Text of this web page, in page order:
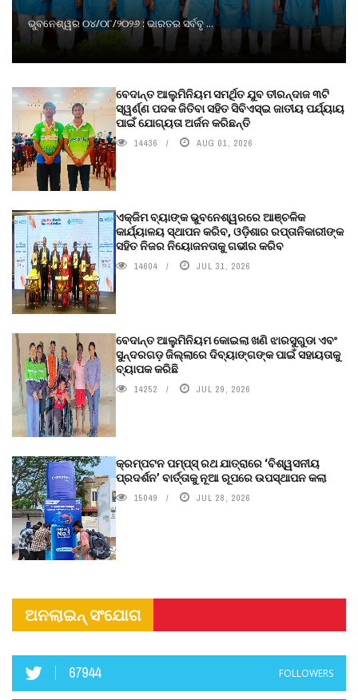
ଭୁବନେଶ୍ୱର ୦୪/୦୮/୨୦୨୬ : ଭାରତର ସର୍ବବୃ ...
ବେଦାନ୍ତ ଆଲୁମିନିୟମ ସମର୍ଥିତ ଯୁବ ତୀରନ୍ଦାଜ ୩ଟି
ସ୍ୱର୍ଣ୍ଣ ପଦକ ଜିତିବା ସହିତ ସିବିଏସ୍ଇ ଜାତୀୟ ପର୍ଯ୍ୟାୟ
ପାଇଁ ଯୋଗ୍ୟତା ଅର୍ଜନ କରିଛନ୍ତି
14436 AUG 01, 2026
ଏକ୍ଜିମ ବ୍ୟାଙ୍କ ଭୁବନେଶ୍ୱରରେ ଆଞ୍ଚଳିକ
କାର୍ଯ୍ୟାଳୟ ସ୍ଥାପନ କରିବ, ଓଡ଼ିଶାର ରପ୍ତାନିକାରୀଙ୍କ
ସହିତ ନିଜର ନିୟୋଜନତାକୁ ଗଭୀର କରିବ
14604 JUL 31, 2026
ବେଦାନ୍ତ ଆଲୁମିନିୟମ କୋଇଲା ଖଣି ଝାରସୁଗୁଡା ଏବଂ
ସୁନ୍ଦରଗଡ଼ ଜିଲ୍ଲାରେ ଦିବ୍ୟାଙ୍ଗଙ୍କ ପାଇଁ ସହାୟତାକୁ
ବ୍ୟାପକ କରିଛି
14252 JUL 29, 2026
କ୍ରମ୍ପଟନ ପମ୍ପ୍‌ସ୍‌ ରଥ ଯାତ୍ରାରେ ‘ବିଶ୍ୱସନୀୟ
ପ୍ରଦର୍ଶନ’ ବାର୍ତ୍ତାକୁ ନୂଆ ରୂପରେ ଉପସ୍ଥାପନ କଲା
15049 JUL 28, 2026
ଅନଲାଇନ୍ ସଂଯୋଗ
67944 FOLLOWERS